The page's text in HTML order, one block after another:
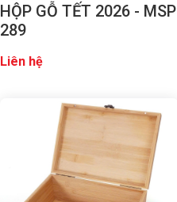
HỘP GỖ TẾT 2026 - MSP
289
Liên hệ